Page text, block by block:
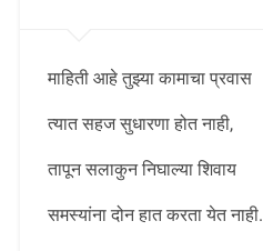
माहिती आहे तुझ्या कामाचा प्रवास
त्यात सहज सुधारणा होत नाही,
तापून सलाकुन निघाल्या शिवाय
समस्यांना दोन हात करता येत नाही.